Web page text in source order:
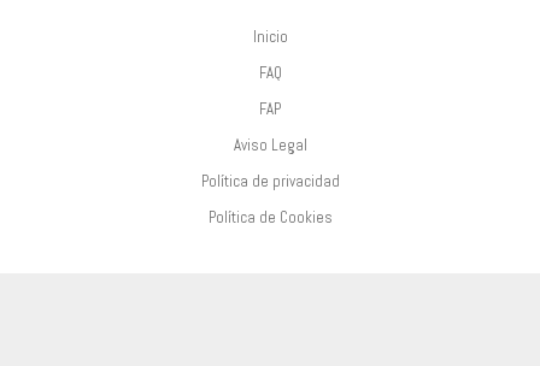
Inicio
FAQ
FAP
Aviso Legal
Política de privacidad
Política de Cookies